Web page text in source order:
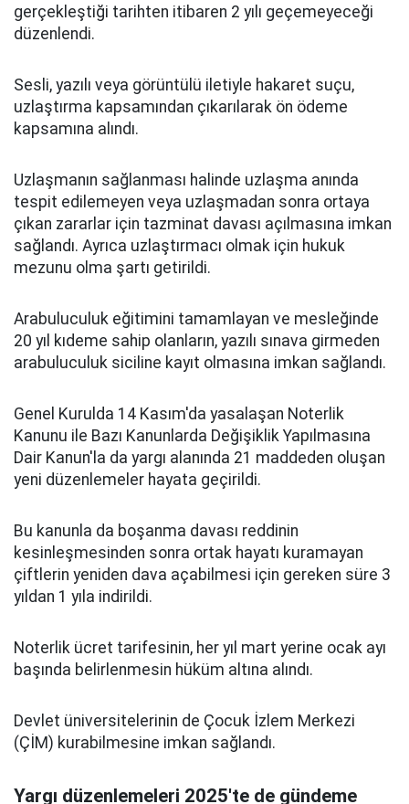
gerçekleştiği tarihten itibaren 2 yılı geçemeyeceği
düzenlendi.
Sesli, yazılı veya görüntülü iletiyle hakaret suçu,
uzlaştırma kapsamından çıkarılarak ön ödeme
kapsamına alındı.
Uzlaşmanın sağlanması halinde uzlaşma anında
tespit edilemeyen veya uzlaşmadan sonra ortaya
çıkan zararlar için tazminat davası açılmasına imkan
sağlandı. Ayrıca uzlaştırmacı olmak için hukuk
mezunu olma şartı getirildi.
Arabuluculuk eğitimini tamamlayan ve mesleğinde
20 yıl kıdeme sahip olanların, yazılı sınava girmeden
arabuluculuk siciline kayıt olmasına imkan sağlandı.
Genel Kurulda 14 Kasım'da yasalaşan Noterlik
Kanunu ile Bazı Kanunlarda Değişiklik Yapılmasına
Dair Kanun'la da yargı alanında 21 maddeden oluşan
yeni düzenlemeler hayata geçirildi.
Bu kanunla da boşanma davası reddinin
kesinleşmesinden sonra ortak hayatı kuramayan
çiftlerin yeniden dava açabilmesi için gereken süre 3
yıldan 1 yıla indirildi.
Noterlik ücret tarifesinin, her yıl mart yerine ocak ayı
başında belirlenmesin hüküm altına alındı.
Devlet üniversitelerinin de Çocuk İzlem Merkezi
(ÇİM) kurabilmesine imkan sağlandı.
Yargı düzenlemeleri 2025'te de gündeme